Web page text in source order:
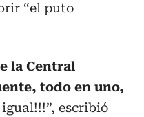
“el puto
la Central
todo en uno,
igual!!!”, escribió